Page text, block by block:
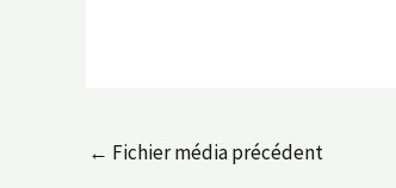
← Fichier média précédent